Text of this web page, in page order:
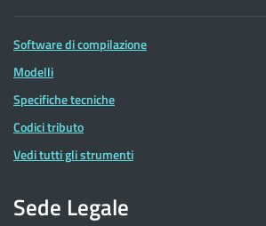
Software di compilazione
Modelli
Specifiche tecniche
Codici tributo
Vedi tutti gli strumenti
Sede Legale